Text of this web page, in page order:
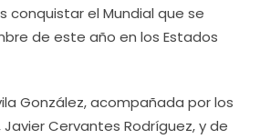
conquistar el Mundial que se
de este año en los Estados
González, acompañada por los
Cervantes Rodríguez, y de